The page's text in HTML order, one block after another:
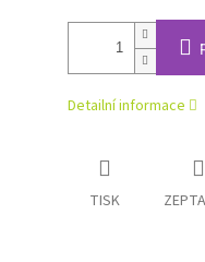
Detailní informace
TISK